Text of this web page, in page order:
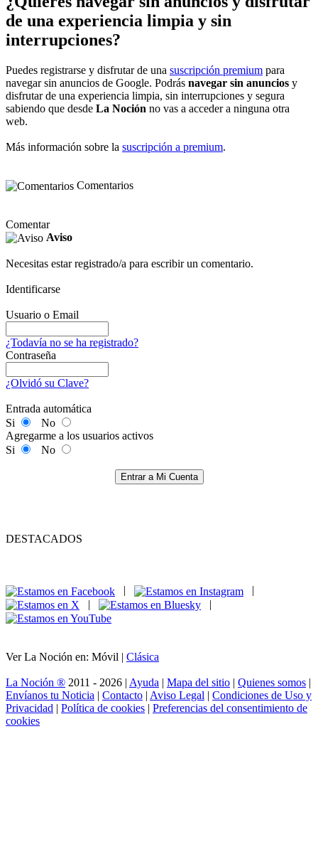
de una experiencia limpia y sin
interrupciones?
Puedes registrarse y disfrutar de una suscripción premium para
navegar sin anuncios de Google. Podrás navegar sin anuncios y
disfrutar de una experiencia limpia, sin interrupciones y segura
sabiendo que desde La Noción no vas a acceder a ninguna otra
web.
Más información sobre la suscripción a premium.
Comentarios
Comentar
Aviso
Necesitas estar registrado/a para escribir un comentario.
Identificarse
Usuario o Email
¿Todavía no se ha registrado?
Contraseña
¿Olvidó su Clave?
Entrada automática
Si
No
Agregarme a los usuarios activos
Si
No
Entrar a Mi Cuenta
DESTACADOS
|
|
Ver La Noción en: Móvil | Clásica
La Noción ® 2011 - 2026 | Ayuda | Mapa del sitio | Quienes somos |
Envíanos tu Noticia | Contacto | Aviso Legal | Condiciones de Uso y
Privacidad | Política de cookies | Preferencias del consentimiento de
cookies